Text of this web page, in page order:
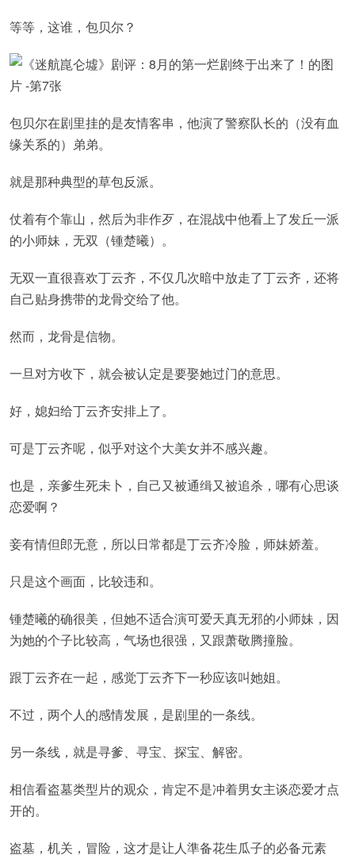
等等，这谁，包贝尔？
包贝尔在剧里挂的是友情客串，他演了警察队长的（没有血
缘关系的）弟弟。
就是那种典型的草包反派。
仗着有个靠山，然后为非作歹，在混战中他看上了发丘一派
的小师妹，无双（锺楚曦）。
无双一直很喜欢丁云齐，不仅几次暗中放走了丁云齐，还将
自己贴身携带的龙骨交给了他。
然而，龙骨是信物。
一旦对方收下，就会被认定是要娶她过门的意思。
好，媳妇给丁云齐安排上了。
可是丁云齐呢，似乎对这个大美女并不感兴趣。
也是，亲爹生死未卜，自己又被通缉又被追杀，哪有心思谈
恋爱啊？
妾有情但郎无意，所以日常都是丁云齐冷脸，师妹娇羞。
只是这个画面，比较违和。
锺楚曦的确很美，但她不适合演可爱天真无邪的小师妹，因
为她的个子比较高，气场也很强，又跟萧敬腾撞脸。
跟丁云齐在一起，感觉丁云齐下一秒应该叫她姐。
不过，两个人的感情发展，是剧里的一条线。
另一条线，就是寻爹、寻宝、探宝、解密。
相信看盗墓类型片的观众，肯定不是冲着男女主谈恋爱才点
开的。
盗墓，机关，冒险，这才是让人準备花生瓜子的必备元素